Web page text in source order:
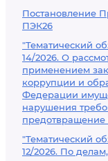
Постановление
ПЭК26
"Тематический
14/2026. О
применением
коррупции и
Федерации
нарушения
"Тематический
12/2026. По